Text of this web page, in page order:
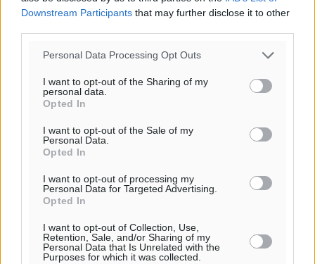
Downstream Participants that may further disclose it to other
Personal Data Processing Opt Outs
I want to opt-out of the Sharing of my
personal data.
Opted In
I want to opt-out of the Sale of my
Personal Data.
Opted In
I want to opt-out of processing my
Personal Data for Targeted Advertising.
Opted In
I want to opt-out of Collection, Use,
Retention, Sale, and/or Sharing of my
Personal Data that Is Unrelated with the
Purposes for which it was collected.
30°
ΚΥ